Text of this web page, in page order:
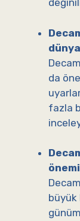
da
fazla
büyük